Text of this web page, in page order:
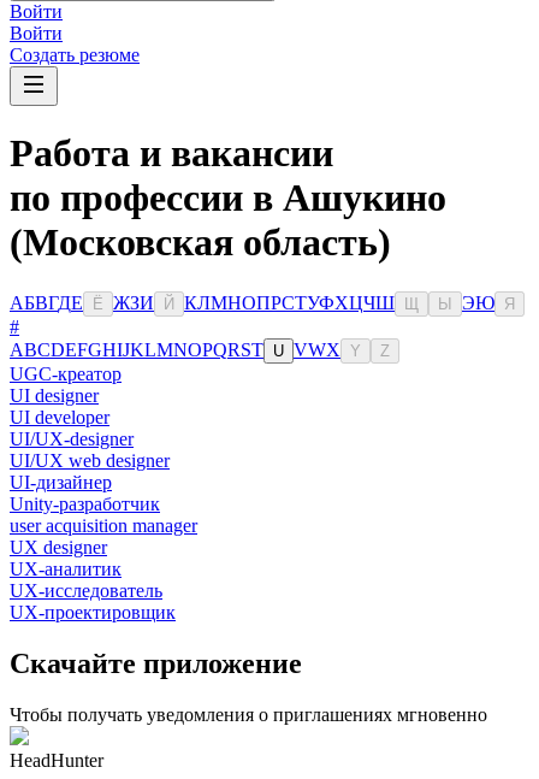
Войти
Войти
Создать резюме
Работа и вакансии
по профессии в Ашукино
(Московская область)
АБВГДЕ Ё ЖЗИ Й КЛМНОПРСТУФХЦЧШ Ы ЭЮ Я
#
ABCDEFGHIJKLMNOPQRST U VWX Y Z
UGC-креатор
UI designer
UI developer
UI/UX-designer
UI/UX web designer
UI-дизайнер
Unity-разработчик
user acquisition manager
UX designer
UX-аналитик
UX-исследователь
UX-проектировщик
Скачайте приложение
Чтобы получать уведомления о приглашениях мгновенно
HeadHunter